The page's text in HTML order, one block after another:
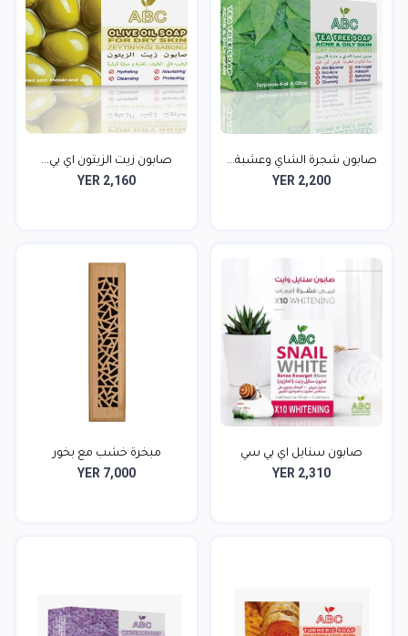
صابون شجرة الشاي وعشبة...
YER 2,200
صابون زيت الزيتون اي بي...
YER 2,160
صابون سنايل اي بي سي
YER 2,310
مبخرة خشب مع بخور
YER 7,000